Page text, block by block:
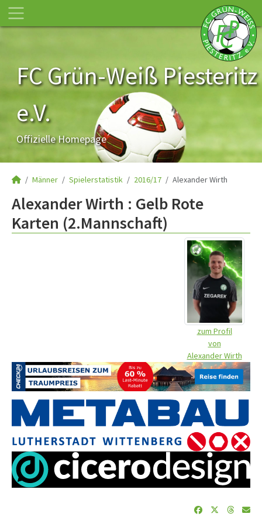
FC Grün-Weiß Piesteritz
e.V.
Offizielle Homepage
Männer Spielerstatistik 2016/17 Alexander Wirth
Alexander Wirth : Gelb Rote
Karten (2.Mannschaft)
zum Profil
von
Alexander Wirth